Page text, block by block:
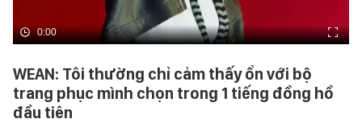
0:00
WEAN: Tôi thường chỉ cảm thấy ổn với bộ
trang phục mình chọn trong 1 tiếng đồng hồ
đầu tiên